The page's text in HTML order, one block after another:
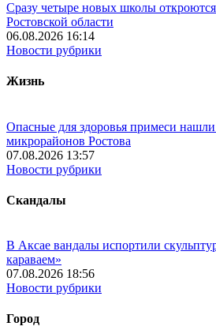
Сразу четыре новых школы откроются
Ростовской области
06.08.2026 16:14
Новости рубрики
Жизнь
Опасные для здоровья примеси нашли
микрорайонов Ростова
07.08.2026 13:57
Новости рубрики
Скандалы
В Аксае вандалы испортили
караваем»
07.08.2026 18:56
Новости рубрики
Город